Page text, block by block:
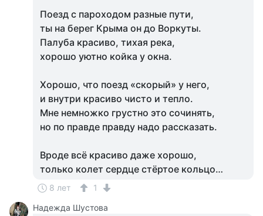
Поезд с пароходом разные пути,
ты на берег Крыма он до Воркуты.
Палуба красиво, тихая река,
хорошо уютно койка у окна.
Хорошо, что поезд «скорый» у него,
и внутри красиво чисто и тепло.
Мне немножко грустно это сочинять,
но по правде правду надо рассказать.
Вроде всё красиво даже хорошо,
только колет сердце стёртое кольцо…
8 лет
1
Надежда Шустова